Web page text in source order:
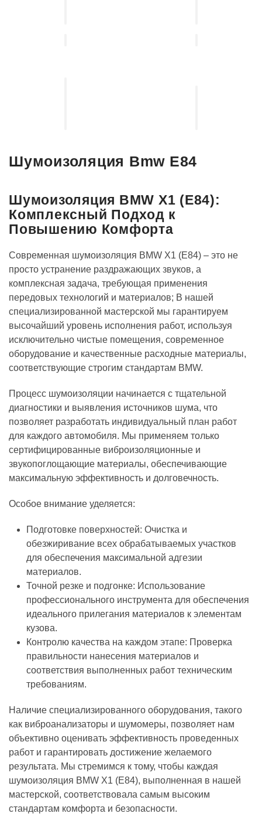
Шумоизоляция Bmw E84
Шумоизоляция BMW X1 (E84):
Комплексный Подход к
Повышению Комфорта
Современная шумоизоляция BMW X1 (E84) – это не
просто устранение раздражающих звуков, а
комплексная задача, требующая применения
передовых технологий и материалов; В нашей
специализированной мастерской мы гарантируем
высочайший уровень исполнения работ, используя
исключительно чистые помещения, современное
оборудование и качественные расходные материалы,
соответствующие строгим стандартам BMW.
Процесс шумоизоляции начинается с тщательной
диагностики и выявления источников шума, что
позволяет разработать индивидуальный план работ
для каждого автомобиля. Мы применяем только
сертифицированные виброизоляционные и
звукопоглощающие материалы, обеспечивающие
максимальную эффективность и долговечность.
Особое внимание уделяется:
Подготовке поверхностей: Очистка и
обезжиривание всех обрабатываемых участков
для обеспечения максимальной адгезии
материалов.
Точной резке и подгонке: Использование
профессионального инструмента для обеспечения
идеального прилегания материалов к элементам
кузова.
Контролю качества на каждом этапе: Проверка
правильности нанесения материалов и
соответствия выполненных работ техническим
требованиям.
Наличие специализированного оборудования, такого
как виброанализаторы и шумомеры, позволяет нам
объективно оценивать эффективность проведенных
работ и гарантировать достижение желаемого
результата. Мы стремимся к тому, чтобы каждая
шумоизоляция BMW X1 (E84), выполненная в нашей
мастерской, соответствовала самым высоким
стандартам комфорта и безопасности.